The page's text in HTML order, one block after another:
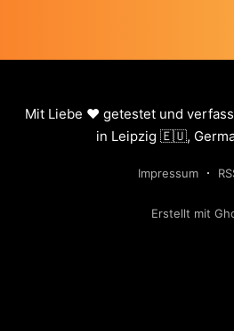
Mit Liebe ❤️ getestet und
in Leipzig 🇪🇺,
Impressum
Erstellt mit